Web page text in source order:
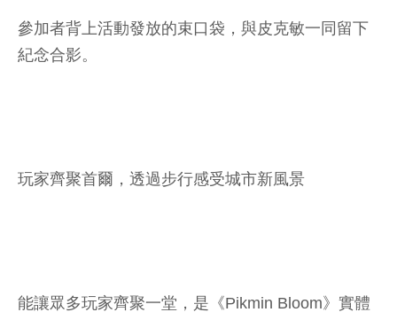
參加者背上活動發放的束口袋，與皮克敏一同留下
紀念合影。
玩家齊聚首爾，透過步行感受城市新風景
能讓眾多玩家齊聚一堂，是《Pikmin Bloom》實體